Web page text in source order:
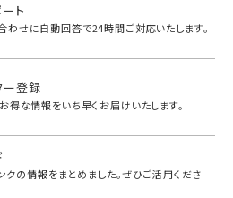
ト
わせに自動回答で24時間ご対応いたします。
ー登録
得な情報をいち早く お届けいたします。
クの情報をまとめました。ぜひご活用くださ